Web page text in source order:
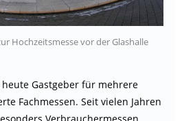
Hochzeitsmesse vor der Glashalle
Gastgeber für mehrere
Fachmessen. Seit vielen Jahren